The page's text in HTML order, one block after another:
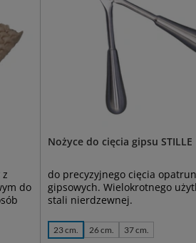
do
Nożyce do cięcia gipsu STILLE
do precyzyjnego cięcia
gipsowych. Wielokrotnego
stali nierdzewnej.
23 cm. 26 cm. 37 cm.